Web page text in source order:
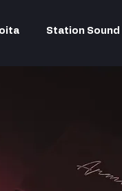
Station Sound